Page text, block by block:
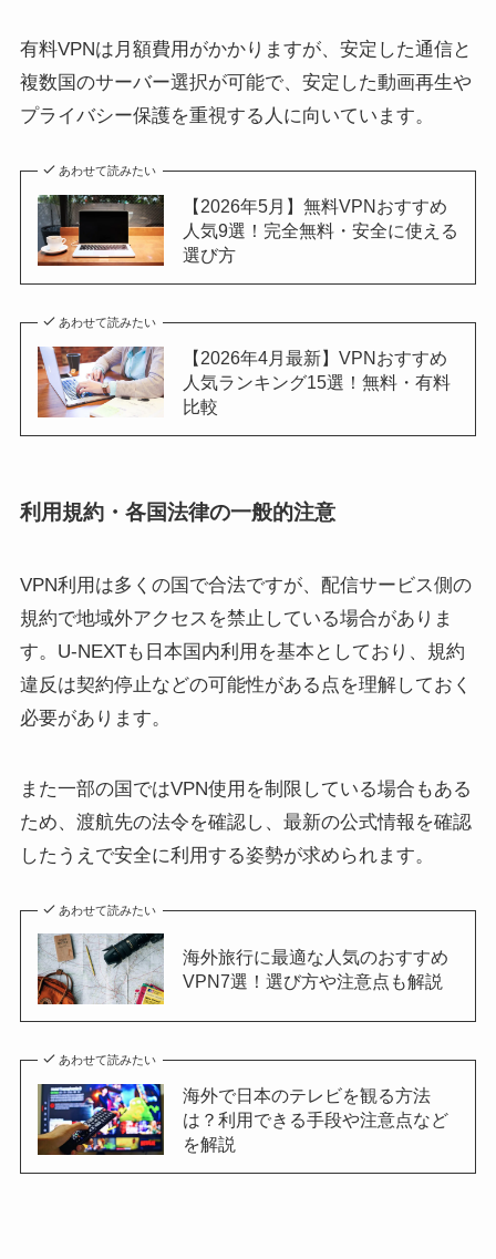
有料VPNは月額費用がかかりますが、安定した通信と
複数国のサーバー選択が可能で、安定した動画再生や
プライバシー保護を重視する人に向いています。
あわせて読みたい
【2026年5月】無料VPNおすすめ
人気9選！完全無料・安全に使える
選び方
あわせて読みたい
【2026年4月最新】VPNおすすめ
人気ランキング15選！無料・有料
比較
利用規約・各国法律の一般的注意
VPN利用は多くの国で合法ですが、配信サービス側の
規約で地域外アクセスを禁止している場合がありま
す。U-NEXTも日本国内利用を基本としており、規約
違反は契約停止などの可能性がある点を理解しておく
必要があります。
また一部の国ではVPN使用を制限している場合もある
ため、渡航先の法令を確認し、最新の公式情報を確認
したうえで安全に利用する姿勢が求められます。
あわせて読みたい
海外旅行に最適な人気のおすすめ
VPN7選！選び方や注意点も解説
あわせて読みたい
海外で日本のテレビを観る方法
は？利用できる手段や注意点など
を解説